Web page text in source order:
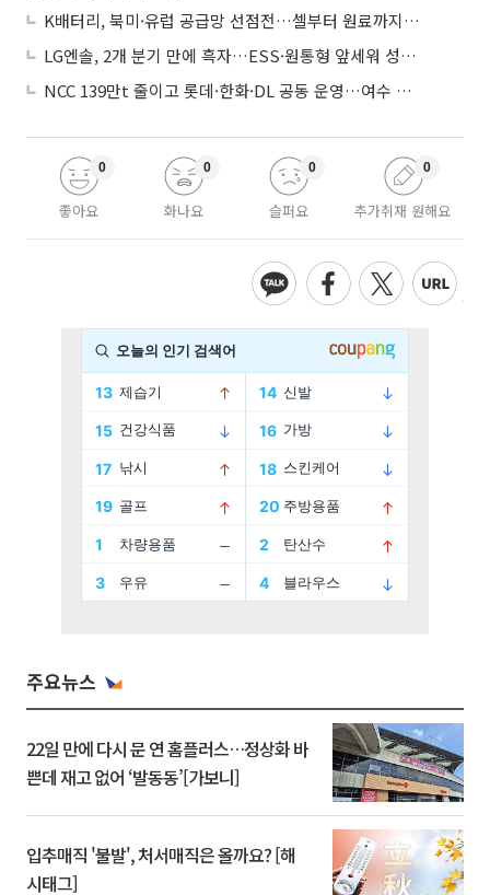
K배터리, 북미·유럽 공급망 선점전…셀부터 원료까지 현지화
LG엔솔, 2개 분기 만에 흑자…ESS·원통형 앞세워 성장 가속
NCC 139만t 줄이고 롯데·한화·DL 공동 운영…여수 1호 본궤도
좋아요
0
화나요
0
슬퍼요
0
추가취재 원해요
0
주요뉴스
22일 만에 다시 문 연 홈플러스…정상화 바
쁜데 재고 없어 ‘발동동’[가보니]
입추매직 '불발', 처서매직은 올까요? [해
시태그]